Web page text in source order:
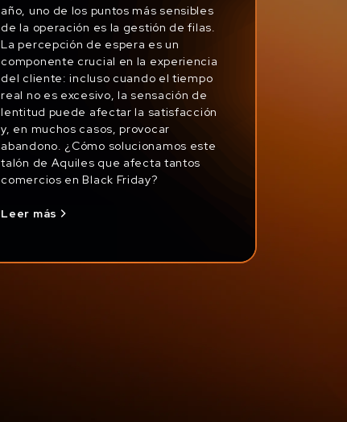
año, uno de los puntos más sensibles
de la operación es la gestión de filas.
La percepción de espera es un
componente crucial en la experiencia
del cliente: incluso cuando el tiempo
real no es excesivo, la sensación de
lentitud puede afectar la satisfacción
y, en muchos casos, provocar
abandono. ¿Cómo solucionamos este
talón de Aquiles que afecta tantos
comercios en Black Friday?
Leer más